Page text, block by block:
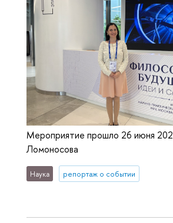
Мероприятие прошло 26 июня
Ломоносова
Наука репортаж о событии